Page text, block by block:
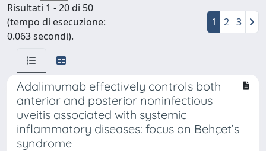
Risultati 1 - 20 di 50
(tempo di esecuzione:
0.063 secondi).
1 2 3
Adalimumab effectively controls both
anterior and posterior noninfectious
uveitis associated with systemic
inflammatory diseases: focus on Behçet’s
syndrome